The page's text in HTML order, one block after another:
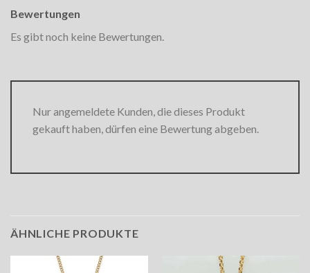
Bewertungen
Es gibt noch keine Bewertungen.
Nur angemeldete Kunden, die dieses Produkt
gekauft haben, dürfen eine Bewertung abgeben.
ÄHNLICHE PRODUKTE